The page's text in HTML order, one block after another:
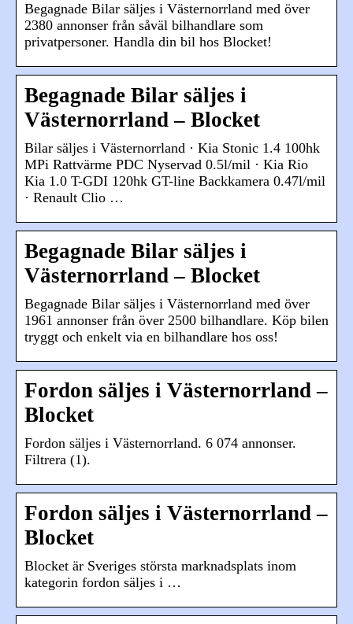
Begagnade Bilar säljes i Västernorrland med över
2380 annonser från såväl bilhandlare som
privatpersoner. Handla din bil hos Blocket!
Begagnade Bilar säljes i
Västernorrland – Blocket
Bilar säljes i Västernorrland · Kia Stonic 1.4 100hk
MPi Rattvärme PDC Nyservad 0.5l/mil · Kia Rio
Kia 1.0 T-GDI 120hk GT-line Backkamera 0.47l/mil
· Renault Clio …
Begagnade Bilar säljes i
Västernorrland – Blocket
Begagnade Bilar säljes i Västernorrland med över
1961 annonser från över 2500 bilhandlare. Köp bilen
tryggt och enkelt via en bilhandlare hos oss!
Fordon säljes i Västernorrland –
Blocket
Fordon säljes i Västernorrland. 6 074 annonser.
Filtrera (1).
Fordon säljes i Västernorrland –
Blocket
Blocket är Sveriges största marknadsplats inom
kategorin fordon säljes i …